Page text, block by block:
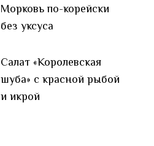
Морковь по-корейски
без уксуса
Салат «Королевская
шуба» с красной рыбой
и икрой